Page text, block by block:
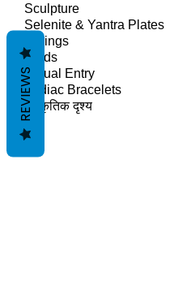
Sculpture
Selenite & Yantra Plates
Springs
Studs
Virtual Entry
Zodiac Bracelets
प्राकृतिक दृश्य
REVIEWS